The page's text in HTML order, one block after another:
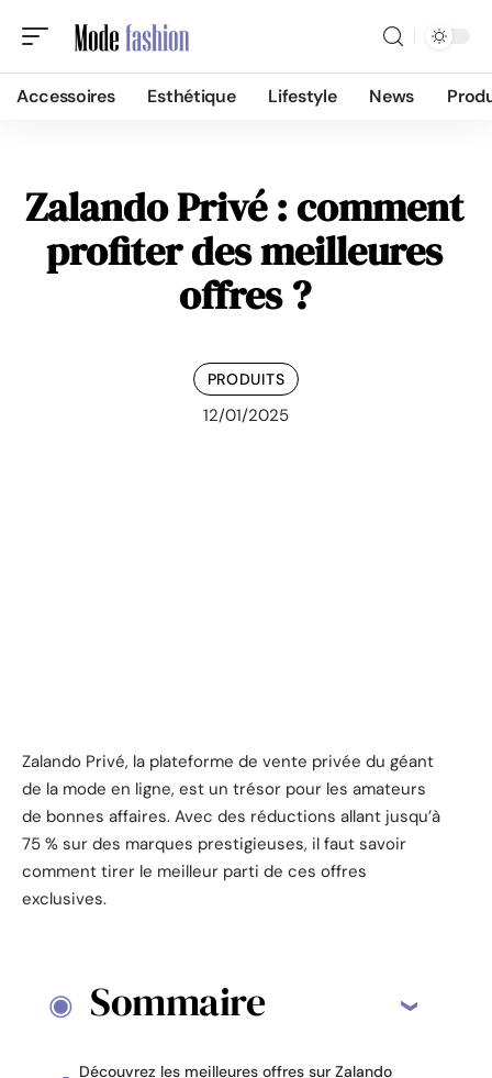
Accessoires Esthétique Lifestyle News
Zalando Privé : comment
profiter des meilleures
offres ?
PRODUITS
12/01/2025
Zalando Privé, la plateforme de vente privée du géant
de la mode en ligne, est un trésor pour les amateurs
de bonnes affaires. Avec des réductions allant jusqu’à
75 % sur des marques prestigieuses, il faut savoir
comment tirer le meilleur parti de ces offres
exclusives.
Sommaire
Découvrez les meilleures offres sur Zalando